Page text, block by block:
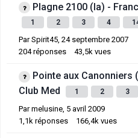
Plagne 2100 (la) -
1 2 3 4
ParSpirit45, 24 septembre 2007
204 réponses 43,5k vues
Pointe aux Canonniers
Club Med
1 2 3
Parmelusine 5 avril 2009
1,1k réponses 166,4k vues